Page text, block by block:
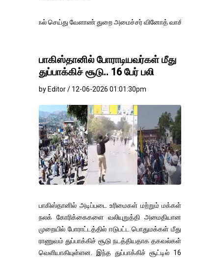
செய்து வேளாண் துறை அமைச்சர் வினோத் வாசித்து வருகிறார். �.
பாகிஸ்தானில் போராடியவர்கள் மீது
துப்பாக்கிச் சூடு.. 16 பேர் பலி
by Editor / 12-06-2026 01:01:30pm
பாகிஸ்தானில் அடிப்படை உரிமைகள் மற்றும் மக்கள்
நலக் கோரிக்கைகளை வலியுறுத்தி அமைதியான
முறையில் போராட்டத்தில் ஈடுபட்ட பொதுமக்கள் மீது
ராணுவம் துப்பாக்கிச் சூடு நடத்தியதாக தகவல்கள்
வெளியாகியுள்ளன. இந்த துப்பாக்கிச் சூட்டில் 16